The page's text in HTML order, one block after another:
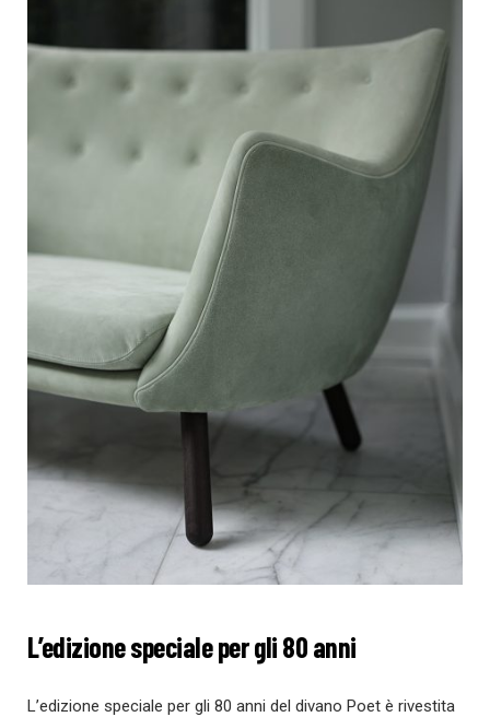
L’edizione speciale per gli 80 anni
L’edizione speciale per gli 80 anni del divano Poet è rivestita